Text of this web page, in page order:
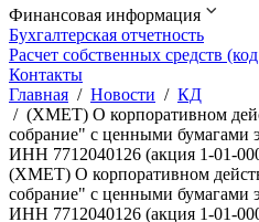
Финансовая информация
Бухгалтерская отчетность
Расчет собственных средств
Контакты
Главная / Новости / КД
/ (XMET) О корпоративном
собрание" с ценными
ИНН 7712040126 (акция 1-01-
(XMET) О корпоративном
собрание" с ценными
ИНН 7712040126 (акция 1-01-